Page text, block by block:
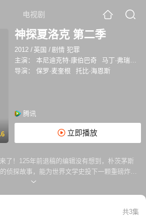
电视剧
6
神探夏洛克 第二季
2012 / 英国 /剧情 犯罪
主演：
本尼迪克特·康伯巴奇 马丁·弗瑞曼
导演：
保罗·麦奎根 托比·海恩斯
腾讯
立即播放
了！125年前退稿的编辑没有想到，朴茨茅斯
侦探故事，能为世界文学史投下一颗重磅炸
的两位编剧没能预料，将维多利亚时代的大侦
笔。但是夏洛克·福尔摩斯总能一次次创造奇
共3集